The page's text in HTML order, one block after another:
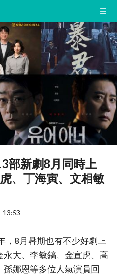
部新劇8月同時上
、丁海寅、文相敏
13:53
，8月暑期也有不少好劇上
大、李敏鎬、金宣虎、高
娜恩等多位人氣演員回